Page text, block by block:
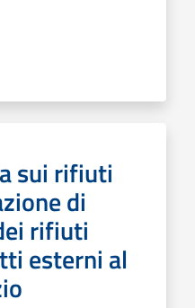
sui rifiuti
di
rifiuti
esterni al